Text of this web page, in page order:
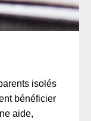
isolés
bénéficier
aide,